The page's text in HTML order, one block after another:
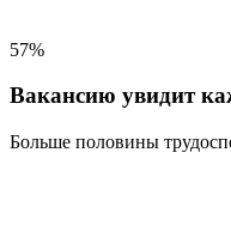
57%
Вакансию увидит
Больше половины